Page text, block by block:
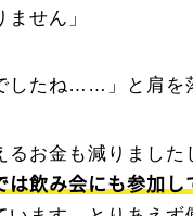
せん」
したね……」と肩を
お金も減りました
飲み会にも参加し